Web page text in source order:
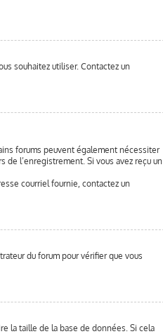
souhaitez utiliser. Contactez un
forums peuvent également nécessiter
l’enregistrement. Si vous avez reçu un
courriel fournie, contactez un
du forum pour vérifier que vous
la taille de la base de données. Si cela